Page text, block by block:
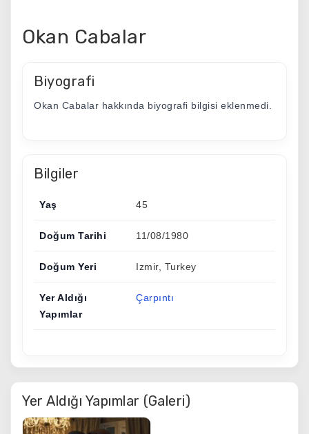
Okan Cabalar
Biyografi
Okan Cabalar hakkında biyografi bilgisi eklenmedi.
Bilgiler
Yaş 45
Doğum Tarihi 11/08/1980
Doğum Yeri Izmir, Turkey
Yer Aldığı
Yapımlar
Çarpıntı
Yer Aldığı Yapımlar (Galeri)